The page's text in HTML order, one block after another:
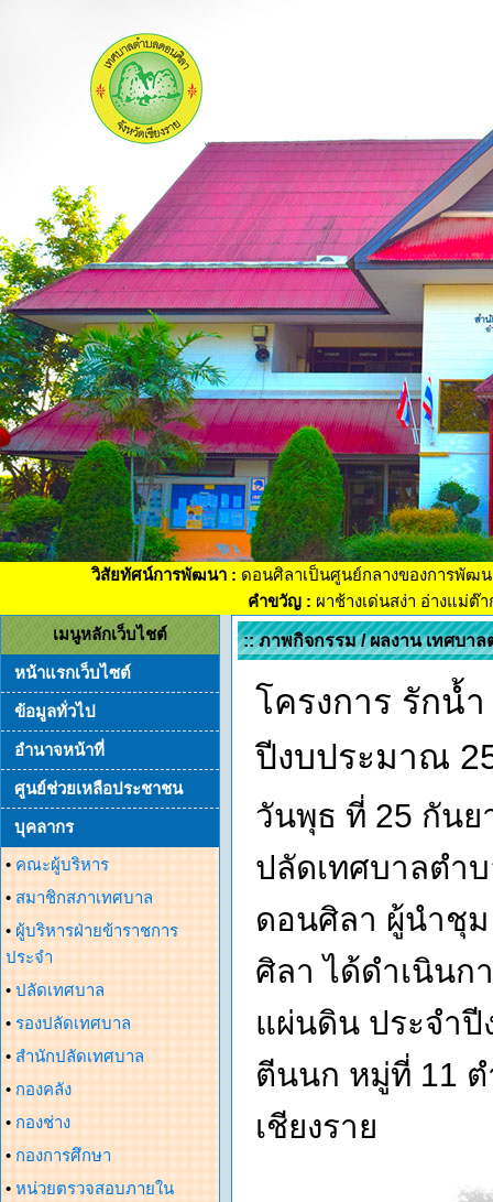
วิสัยทัศน์การพัฒนา : ดอนศิลาเป็นศูนย์กลางของการพัฒ
คำขวัญ : ผาช้างเด่นสง่า อ่างแม่ต๊
เมนูหลักเว็บไชต์
หน้าแรกเว็บไซต์
ข้อมูลทั่วไป
อำนาจหน้าที่
ศูนย์ช่วยเหลือประชาชน
บุคลากร
• คณะผู้บริหาร
• สมาชิกสภาเทศบาล
• ผู้บริหารฝ่ายข้าราชการ
ประจำ
• ปลัดเทศบาล
• รองปลัดเทศบาล
• สำนักปลัดเทศบาล
• กองคลัง
• กองช่าง
• กองการศึกษา
• หน่วยตรวจสอบภายใน
:: ภาพกิจกรรม / ผลงาน เทศบา
โครงการ รักน้
ปีงบประมาณ
วันพุธ ที่ 25 กันย
ปลัดเทศบาลตำ
ดอนศิลา ผู้นำชุ
ศิลา ได้ดำเนินก
แผ่นดิน ประจำ
ตีนนก หมู่ที่ 11 ต
เชียงราย